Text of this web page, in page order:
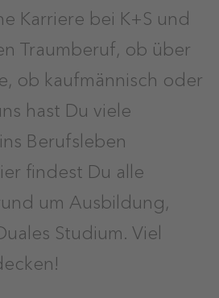
Karriere bei K+S und
Traumberuf, ob über
ob kaufmännisch oder
hast Du viele
Berufsleben
findest Du alle
um Ausbildung,
Studium. Viel